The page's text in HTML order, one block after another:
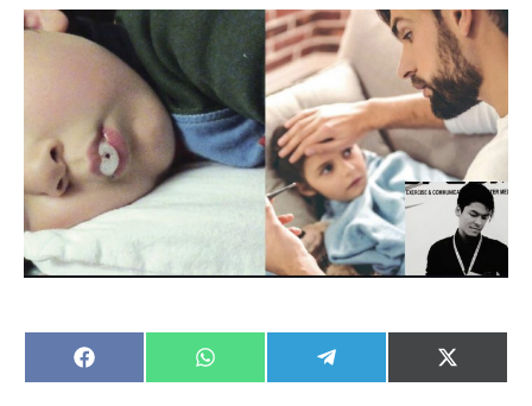
Share
on
Share
on
Share
on
Share
on